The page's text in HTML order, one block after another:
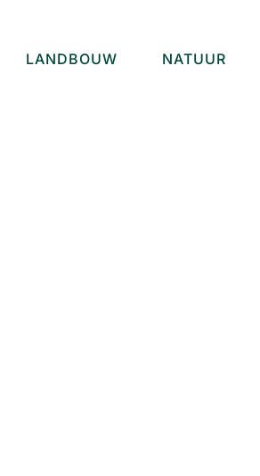
LANDBOUW NATUUR